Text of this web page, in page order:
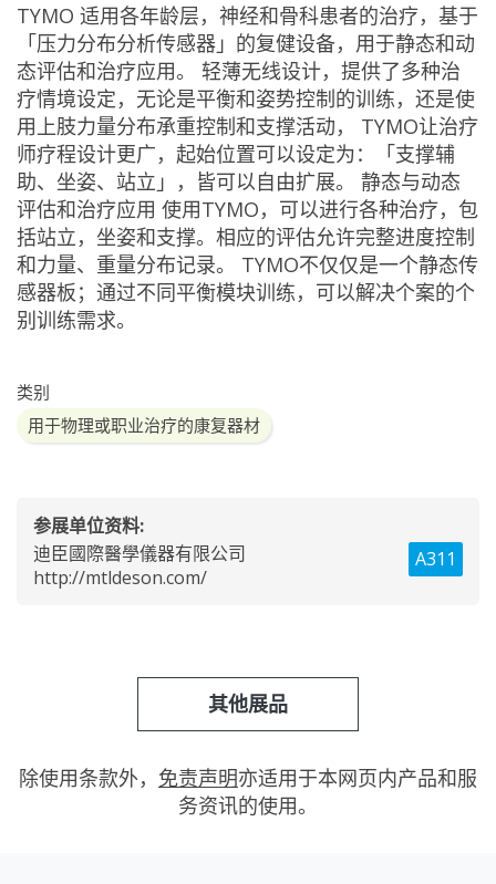
TYMO 适用各年龄层，神经和骨科患者的治疗，基于
「压力分布分析传感器」的复健设备，用于静态和动
态评估和治疗应用。 轻薄无线设计，提供了多种治
疗情境设定，无论是平衡和姿势控制的训练，还是使
用上肢力量分布承重控制和支撑活动， TYMO让治疗
师疗程设计更广，起始位置可以设定为：「支撑辅
助、坐姿、站立」，皆可以自由扩展。 静态与动态
评估和治疗应用 使用TYMO，可以进行各种治疗，包
括站立，坐姿和支撑。相应的评估允许完整进度控制
和力量、重量分布记录。 TYMO不仅仅是一个静态传
感器板；通过不同平衡模块训练，可以解决个案的个
别训练需求。
类别
用于物理或职业治疗的康复器材
参展单位资料:
A311
迪臣國際醫學儀器有限公司
http://mtldeson.com/
其他展品
除使用条款外， 免责声明亦适用于本网页内产品和服
务资讯的使用。